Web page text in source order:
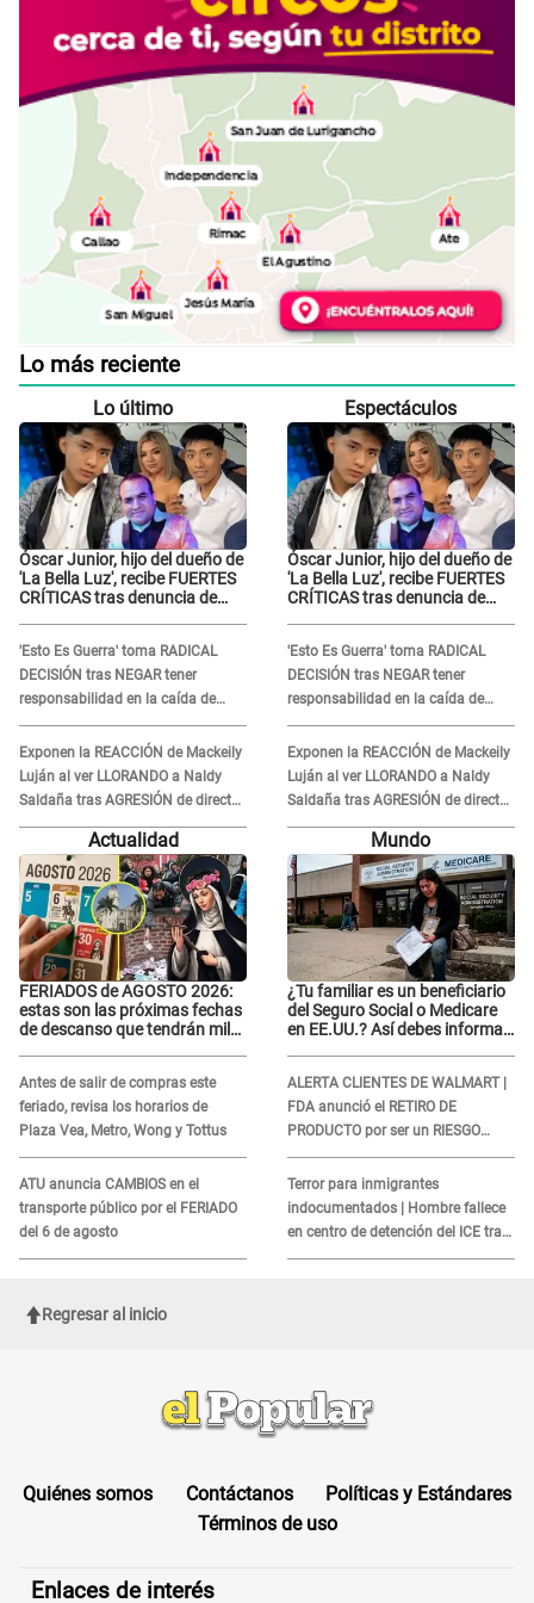
Lo más reciente
Lo último
Óscar Junior, hijo del dueño de
'La Bella Luz', recibe FUERTES
CRÍTICAS tras denuncia de
'Esto Es Guerra' toma RADICAL
DECISIÓN tras NEGAR tener
responsabilidad en la caída de
Kevin Díaz desde 8 metros de
altura
Exponen la REACCIÓN de Mackeily
Luján al ver LLORANDO a Naldy
Saldaña tras AGRESIÓN de director
de 'La Bella Luz': Esto hizo
Espectáculos
Óscar Junior, hijo del dueño de
'La Bella Luz', recibe FUERTES
CRÍTICAS tras denuncia de
'Esto Es Guerra' toma RADICAL
DECISIÓN tras NEGAR tener
responsabilidad en la caída de
Kevin Díaz desde 8 metros de
altura
Exponen la REACCIÓN de Mackeily
Luján al ver LLORANDO a Naldy
Saldaña tras AGRESIÓN de director
de 'La Bella Luz': Esto hizo
Actualidad
FERIADOS de AGOSTO 2026:
estas son las próximas fechas
de descanso que tendrán miles
Antes de salir de compras este
feriado, revisa los horarios de
Plaza Vea, Metro, Wong y Tottus
ATU anuncia CAMBIOS en el
transporte público por el FERIADO
del 6 de agosto
Mundo
¿Tu familiar es un beneficiario
del Seguro Social o Medicare
en EE.UU.? Así debes informar
ALERTA CLIENTES DE WALMART |
FDA anunció el RETIRO DE
PRODUCTO por ser un RIESGO
MORTAL para consumidores: ¿Cuál
es?
Terror para inmigrantes
indocumentados | Hombre fallece
en centro de detención del ICE tras
sufrir una "emergencia médica"
Regresar al inicio
Quiénes somos Contáctanos
Políticas y Estándares
Términos de uso
Enlaces de interés